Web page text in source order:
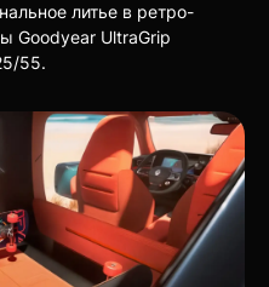
литье в ретро-
Goodyear UltraGrip
55.